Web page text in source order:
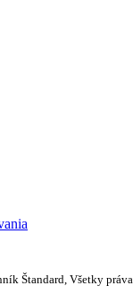
Štandard, Všetky